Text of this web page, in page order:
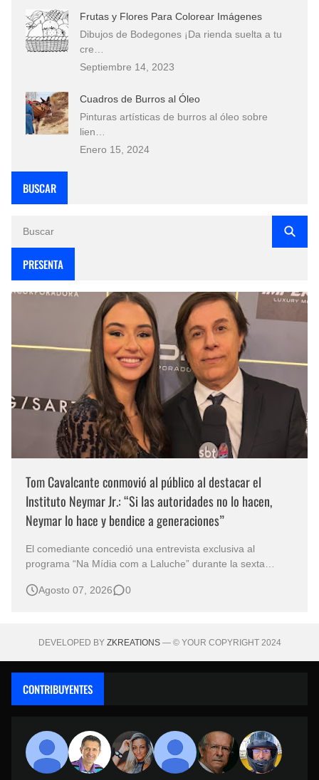
Frutas y Flores Para Colorear Imágenes
Dibujos de Bodegones ¡Da rienda suelta a tu
cre…
Septiembre 14, 2023
Cuadros de Burros al Óleo
Pinturas artísticas de burros al óleo sobre
lien…
Enero 15, 2024
BUSCAR
PRESENTA
Tom Cavalcante conmovió al público al destacar el
Instituto Neymar Jr.: “Si las autoridades no lo hacen,
Neymar lo hace y bendice a generaciones”
El comediante concedió una entrevista exclusiva al
programa “Na Mídia com a Laluche” durante la sexta
eventos benéficos más importantes de Brasil. En medio del
Agosto 07, 2026 0
DEVELOPED BY ZKREATIONS— © YOUR COPYRIGHT 2024
CONTRIBUYENTES